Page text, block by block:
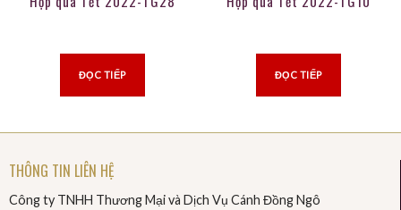
ĐỌC TIẾP ĐỌC TIẾP
THÔNG TIN LIÊN HỆ
Công ty TNHH Thương Mại và Dịch Vụ Cánh Đồng Ngô